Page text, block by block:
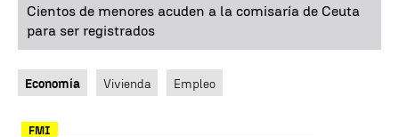
Cientos de menores acuden a la comisaría de Ceuta
para ser registrados
Economía Vivienda Empleo
FMI